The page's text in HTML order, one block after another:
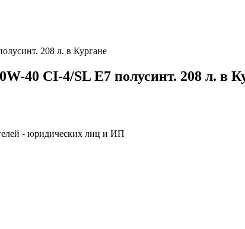
208 л. в Кургане
40 CI-4/SL E7 полусинт. 208 л. в
- юридических лиц и ИП